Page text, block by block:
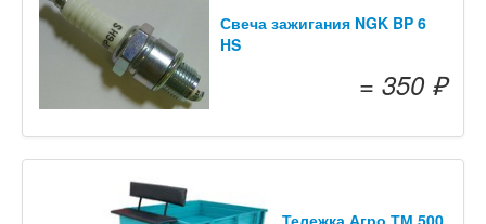
Свеча зажигания NGK BP 6
HS
= 350 ₽
Тележка Агро ТМ 500